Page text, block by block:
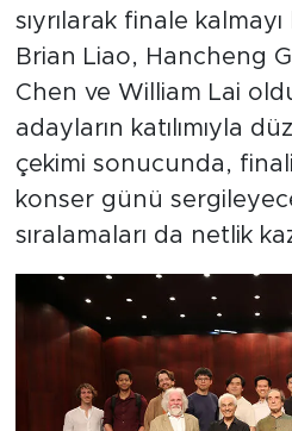
sıyrılarak finale
Brian Liao, Hancheng
Chen ve William Lai
adayların katılımıyla
çekimi sonucunda,
konser günü
sıralamaları da netlik